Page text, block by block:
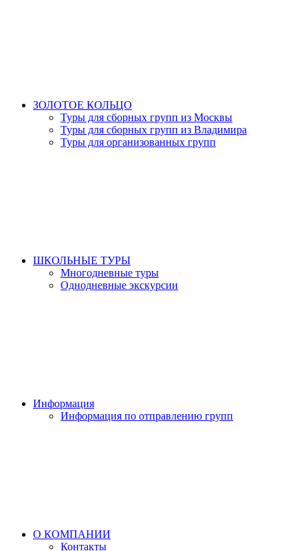
ЗОЛОТОЕ КОЛЬЦО
Туры для сборных групп из Москвы
Туры для сборных групп из Владимира
Туры для организованных групп
ШКОЛЬНЫЕ ТУРЫ
Многодневные туры
Однодневные экскурсии
Информация
Информация по отправлению групп
О КОМПАНИИ
Контакты